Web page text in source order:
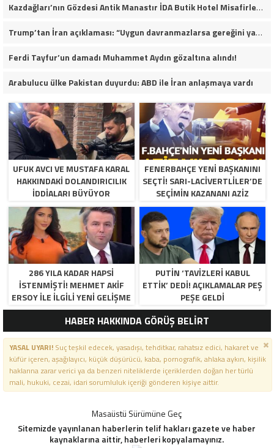
Kazdağları’nın Gözdesi Antik Manastır İDA Butik Hotel Misafirlerinden Tam Not Alıyor
Trump’tan İran açıklaması: “Uygun davranmazlarsa gereğini yaparım”
Ferdi Tayfur’un damadı Muhammet Aydın gözaltına alındı!
Arabulucu ülke Pakistan duyurdu: ABD ile İran anlaşmaya vardı
UFUK AVCI VE MUSTAFA KARAL
HAKKINDAKI DOLANDIRICILIK
İDDIALARI BÜYÜYOR
FENERBAHÇE YENI BAŞKANINI
SEÇTI! SARI-LACIVERTLILER’DE
SEÇIMIN KAZANANI AZIZ
YILDIRIM OLDU
286 YILA KADAR HAPSI
ISTENMIŞTI! MEHMET AKIF
ERSOY ILE ILGILI YENI GELIŞME
PUTIN ‘TAVIZLERI KABUL
ETTIK’ DEDI! AÇIKLAMALAR PEŞ
PEŞE GELDI
HABER HAKKINDA GÖRÜŞ BELİRT
YASAL UYARI!Suç teşkil edecek, yasadışı, tehditkar, rahatsız edici, hakaret ve
küfür içeren, aşağılayıcı, küçük düşürücü, kaba, pornografik, ahlaka aykırı, kişilik
haklarına zarar verici ya da benzeri niteliklerde içeriklerden doğan her türlü
mali, hukuki, cezai, idari sorumluluk içeriği gönderen kişiye aittir.
Masaüstü Sürümüne Geç
Sitemizde yayınlanan haberlerin telif hakları gazete ve haber
kaynaklarına aittir, haberleri kopyalamayınız.